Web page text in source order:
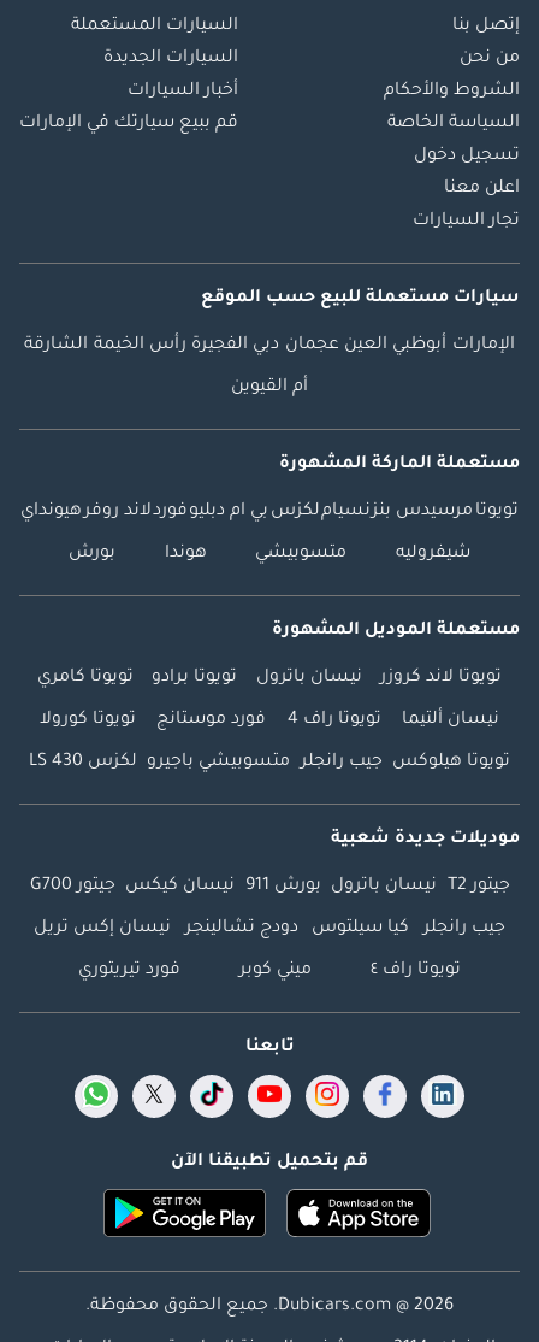
إتصل بنا
من نحن
الشروط والأحكام
السياسة الخاصة
تسجيل دخول
اعلن معنا
تجار السيارات
السيارات المستعملة
السيارات الجديدة
أخبار السيارات
قم ببيع سيارتك في الإمارات
سيارات مستعملة للبيع حسب الموقع
الإمارات أبوظبي العين عجمان دبي الفجيرة رأس الخيمة الشارقة
أم القيوين
مستعملة الماركة المشهورة
تويوتا مرسيدس بنزنسياملكزس بي ام دبليوفوردلاند روفرهيونداي
شيفروليه متسوبيشي هوندا بورش
مستعملة الموديل المشهورة
تويوتا لاند كروزر نيسان باترول تويوتا برادو تويوتا كامري
نيسان ألتيما تويوتا راف 4 فورد موستانج تويوتا كورولا
تويوتا هيلوكس جيب رانجلر متسوبيشي باجيرو لكزس LS 430
موديلات جديدة شعبية
جيتور T2 نيسان باترول بورش 911 نيسان كيكس جيتور G700
جيب رانجلر كيا سيلتوس دودج تشالينجر نيسان إكس تريل
تويوتا راف ٤ ميني كوبر فورد تيريتوري
تابعنا
قم بتحميل تطبيقنا الآن
Dubicars.com @ 2026. جميع الحقوق محفوظة.